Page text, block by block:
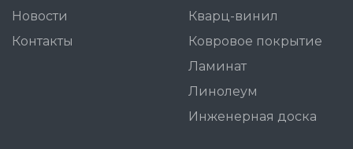
Новости
Контакты
Кварц-винил
Ковровое покрытие
Ламинат
Линолеум
Инженерная доска